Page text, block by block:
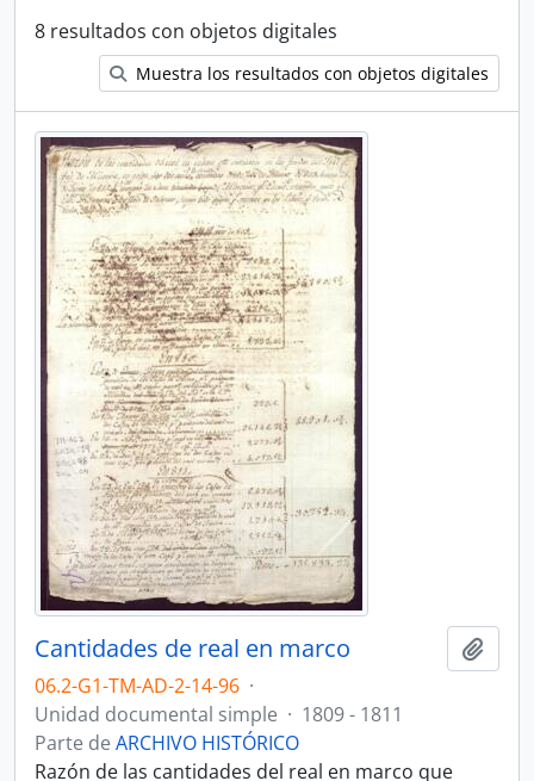
8 resultados con objetos digitales
Muestra los resultados con objetos digitales
Cantidades de real en marco
06.2-G1-TM-AD-2-14-96 ·
Unidad documental simple · 1809 - 1811
Parte de ARCHIVO HISTÓRICO
Razón de las cantidades del real en marco que